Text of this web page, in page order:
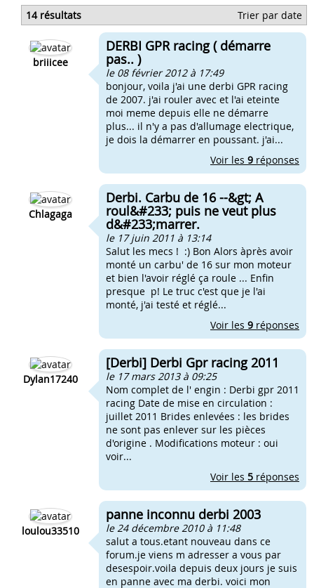
Mon speedfight ne demarre pas
Mon spirit ne demarre plus
Peugeot zenith ne demarre pas
Scoot nitro ne demarre plus
14 résultats Trier par date
briiicee
DERBI GPR racing ( démarre
pas.. )
le 08 février 2012 à 17:49
bonjour, voila j'ai une derbi GPR racing
de 2007. j'ai rouler avec et l'ai eteinte
moi meme depuis elle ne démarre
plus... il n'y a pas d'allumage electrique,
je dois la démarrer en poussant. j'ai...
Voir les 9 réponses
Chlagaga
Derbi. Carbu de 16 --&gt; A
roul&#233; puis ne veut plus
d&#233;marrer.
le 17 juin 2011 à 13:14
Salut les mecs ! :) Bon Alors àprès avoir
monté un carbu' de 16 sur mon moteur
et bien l'avoir réglé ça roule ... Enfin
presque p! Le truc c'est que je l'ai
monté, j'ai testé et réglé...
Voir les 9 réponses
Dylan17240
[Derbi] Derbi Gpr racing 2011
le 17 mars 2013 à 09:25
Nom complet de l' engin : Derbi gpr 2011
racing Date de mise en circulation :
juillet 2011 Brides enlevées : les brides
ne sont pas enlever sur les pièces
d'origine . Modifications moteur : oui
voir...
Voir les 5 réponses
loulou33510
panne inconnu derbi 2003
le 24 décembre 2010 à 11:48
salut a tous.etant nouveau dans ce
forum.je viens m adresser a vous par
desespoir.voila depuis deux jours je suis
en panne avec ma derbi. voici mon